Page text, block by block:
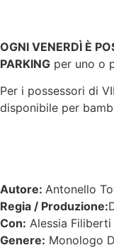
OGNI VENERDÌ È
PARKING per uno o
Per i possessori di
disponibile per
Autore: Antonello
Regia / Produzione:
Con: Alessia Filiberti
Genere: Monologo